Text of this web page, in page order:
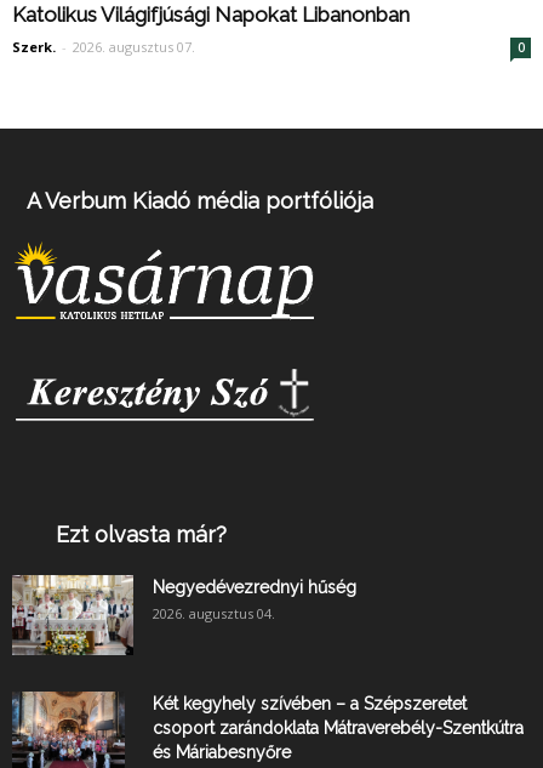
Katolikus Világifjúsági Napokat Libanonban
Szerk. - 2026. augusztus 07. 0
A Verbum Kiadó média portfóliója
Ezt olvasta már?
Negyedévezrednyi hűség
2026. augusztus 04.
Két kegyhely szívében – a Szépszeretet
csoport zarándoklata Mátraverebély-Szentkútra
és Máriabesnyőre